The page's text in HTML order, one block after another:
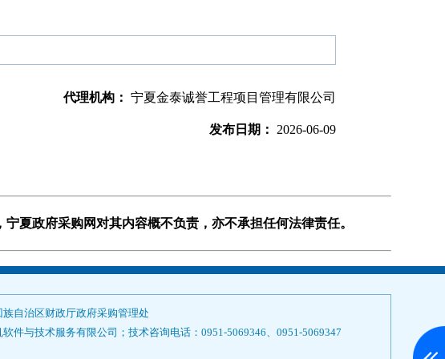
代理机构： 宁夏金泰诚誉工程项目管理有限公司
发布日期： 2026-06-09
夏政府采购网对其内容概不负责，亦不承担任何法律责任。
族自治区财政厅政府采购管理处
软件与技术服务有限公司；技术咨询电话：0951-5069346、0951-5069347